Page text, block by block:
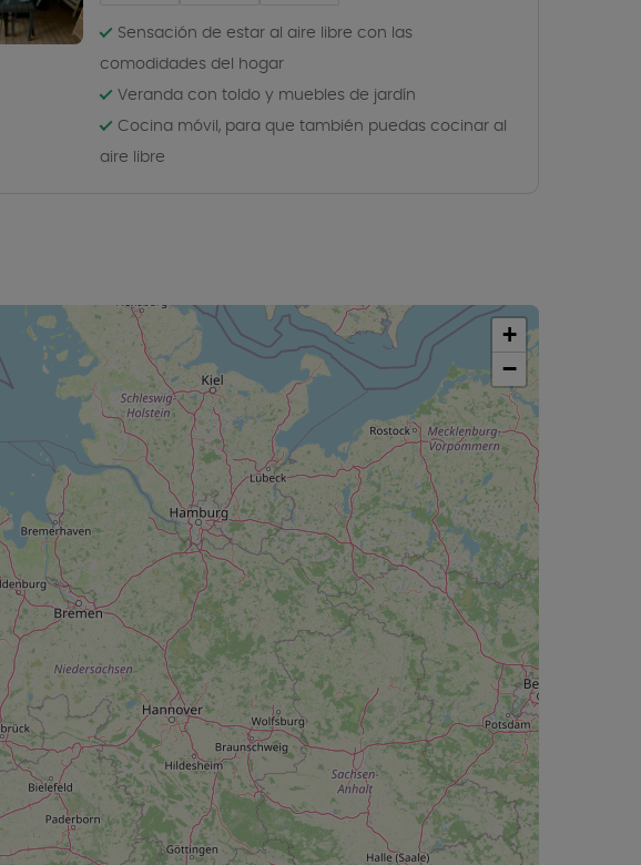
Sensación de estar al aire libre con las
comodidades del hogar
Veranda con toldo y muebles de jardín
Cocina móvil, para que también puedas cocinar al
aire libre
+
−